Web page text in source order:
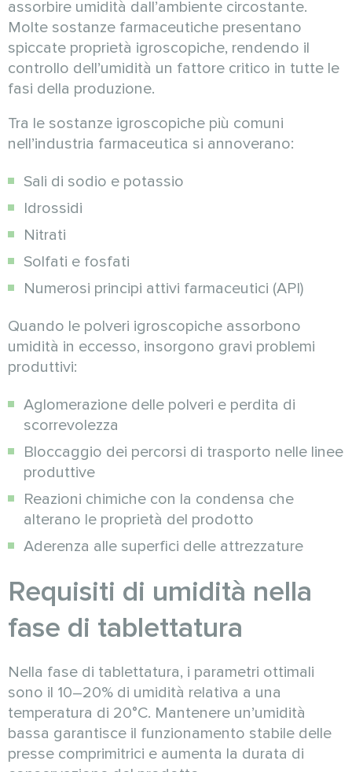
assorbire umidità dall’ambiente circostante.
Molte sostanze farmaceutiche presentano
spiccate proprietà igroscopiche, rendendo il
controllo dell’umidità un fattore critico in tutte le
fasi della produzione.
Tra le sostanze igroscopiche più comuni
nell’industria farmaceutica si annoverano:
Sali di sodio e potassio
Idrossidi
Nitrati
Solfati e fosfati
Numerosi principi attivi farmaceutici (API)
Quando le polveri igroscopiche assorbono
umidità in eccesso, insorgono gravi problemi
produttivi:
Aglomerazione delle polveri e perdita di
scorrevolezza
Bloccaggio dei percorsi di trasporto nelle linee
produttive
Reazioni chimiche con la condensa che
alterano le proprietà del prodotto
Aderenza alle superfici delle attrezzature
Requisiti di umidità nella
fase di tablettatura
Nella fase di tablettatura, i parametri ottimali
sono il 10–20% di umidità relativa a una
temperatura di 20°C. Mantenere un’umidità
bassa garantisce il funzionamento stabile delle
presse comprimitrici e aumenta la durata di